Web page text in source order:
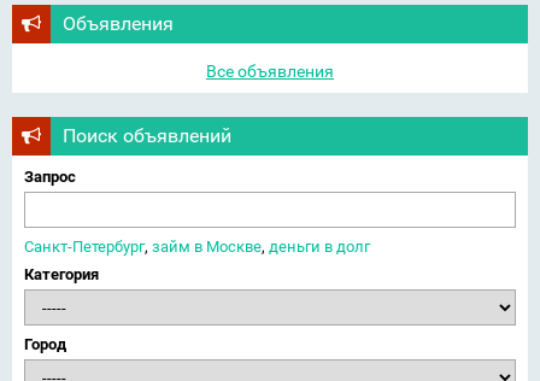
Объявления
Все объявления
Поиск объявлений
Запрос
Санкт-Петербург, займ в Москве, деньги в долг
Категория
Город